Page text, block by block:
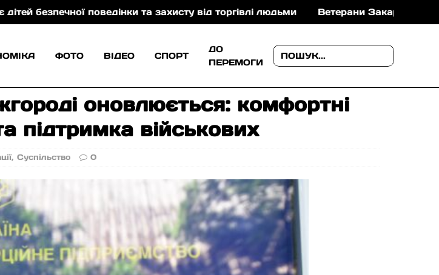
та захисту від торгівлі людьми Ветерани Закарпаття можуть отримати до 1
ФОТО ВІДЕО СПОРТ
ДО
ПЕРЕМОГИ
оновлюється: комфортні
підтримка військових
,Суспільство 0